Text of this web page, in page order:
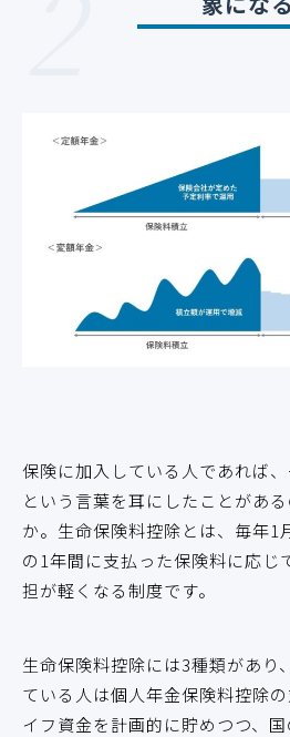
保険に加入している人であれば
という言葉を耳にしたことがあ
か。生命保険料控除とは、毎年1
の1年間に支払った保険料に応じ
担が軽くなる制度です。
生命保険料控除には3種類があり
ている人は個人年金保険料控除
イフ資金を計画的に貯めつつ、